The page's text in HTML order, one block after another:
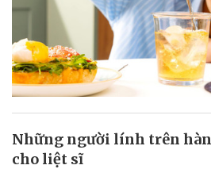
Những người lính trên
cho liệt sĩ